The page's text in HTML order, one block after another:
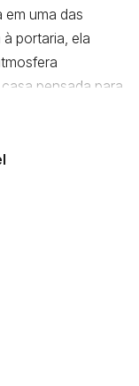
uma das
portaria, ela
pensada para
para aproveitar o
estética que
é de ordem,
já estivesse
fluida. A sala
criando
de estar